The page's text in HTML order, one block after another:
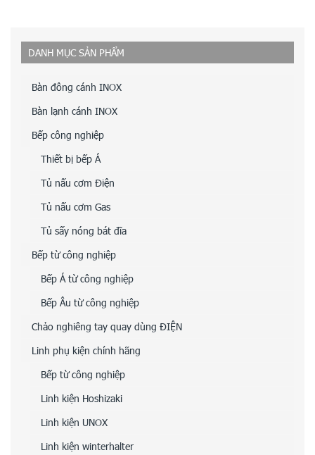
DANH MỤC SẢN PHẨM
Bàn đông cánh INOX
Bàn lạnh cánh INOX
Bếp công nghiệp
Thiết bị bếp Á
Tủ nấu cơm Điện
Tủ nấu cơm Gas
Tủ sấy nóng bát đĩa
Bếp từ công nghiệp
Bếp Á từ công nghiệp
Bếp Âu từ công nghiệp
Chảo nghiêng tay quay dùng ĐIỆN
Linh phụ kiện chính hãng
Bếp từ công nghiệp
Linh kiện Hoshizaki
Linh kiện UNOX
Linh kiện winterhalter